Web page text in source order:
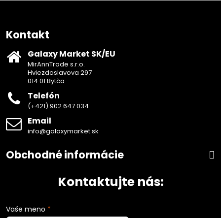
Kontakt
Galaxy Market SK/EU
MirAnnTrade s.r.o.
Hviezdoslavova 297
014 01 Bytča
Telefón
(+421) 902 647 034
Email
info@galaxymarket.sk
Obchodné informácie
Kontaktujte nás:
Vaše meno *